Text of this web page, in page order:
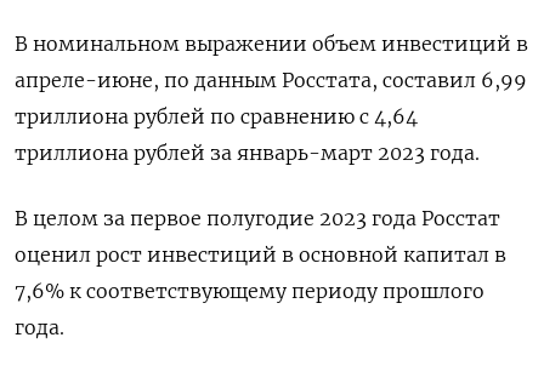
В номинальном выражении объем инвестиций в
апреле-июне, по данным Росстата, составил 6,99
триллиона рублей по сравнению с 4,64
триллиона рублей за январь-март 2023 года.
В целом за первое полугодие 2023 года Росстат
оценил рост инвестиций в основной капитал в
7,6% к соответствующему периоду прошлого
года.